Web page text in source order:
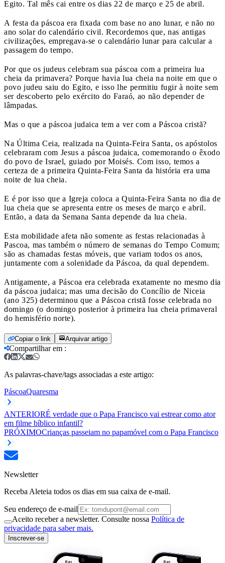
Egito. Tal mês cai entre os dias 22 de março e 25 de abril.
A festa da páscoa era fixada com base no ano lunar, e não no
ano solar do calendário civil. Recordemos que, nas antigas
civilizações, empregava-se o calendário lunar para calcular a
passagem do tempo.
Por que os judeus celebram sua páscoa com a primeira lua
cheia da primavera? Porque havia lua cheia na noite em que o
povo judeu saiu do Egito, e isso lhe permitiu fugir à noite sem
ser descoberto pelo exército do Faraó, ao não depender de
lâmpadas.
Mas o que a páscoa judaica tem a ver com a Páscoa cristã?
Na Última Ceia, realizada na Quinta-Feira Santa, os apóstolos
celebraram com Jesus a páscoa judaica, comemorando o êxodo
do povo de Israel, guiado por Moisés. Com isso, temos a
certeza de a primeira Quinta-Feira Santa da história era uma
noite de lua cheia.
E é por isso que a Igreja coloca a Quinta-Feira Santa no dia de
lua cheia que se apresenta entre os meses de março e abril.
Então, a data da Semana Santa depende da lua cheia.
Esta mobilidade afeta não somente as festas relacionadas à
Pascoa, mas também o número de semanas do Tempo Comum;
são as chamadas festas móveis, que variam todos os anos,
juntamente com a solenidade da Páscoa, da qual dependem.
Antigamente, a Páscoa era celebrada exatamente no mesmo dia
da páscoa judaica; mas uma decisão do Concílio de Niceia
(ano 325) determinou que a Páscoa cristã fosse celebrada no
domingo (o domingo posterior à primeira lua cheia primaveral
do hemisfério norte).
Copiar o link Arquivar artigo
Compartilhar em :
As palavras-chave/tags associadas a este artigo:
PáscoaQuaresma
ANTERIORÉ verdade que o Papa Francisco vai estrear como ator
em filme bíblico infantil?
PRÓXIMOCrianças passeiam no papamóvel com o Papa Francisco
Newsletter
Receba Aleteia todos os dias em sua caixa de e-mail.
Seu endereço de e-mail
Aceito receber a newsletter. Consulte nossa Política de
privacidade para saber mais.
Inscrever-se